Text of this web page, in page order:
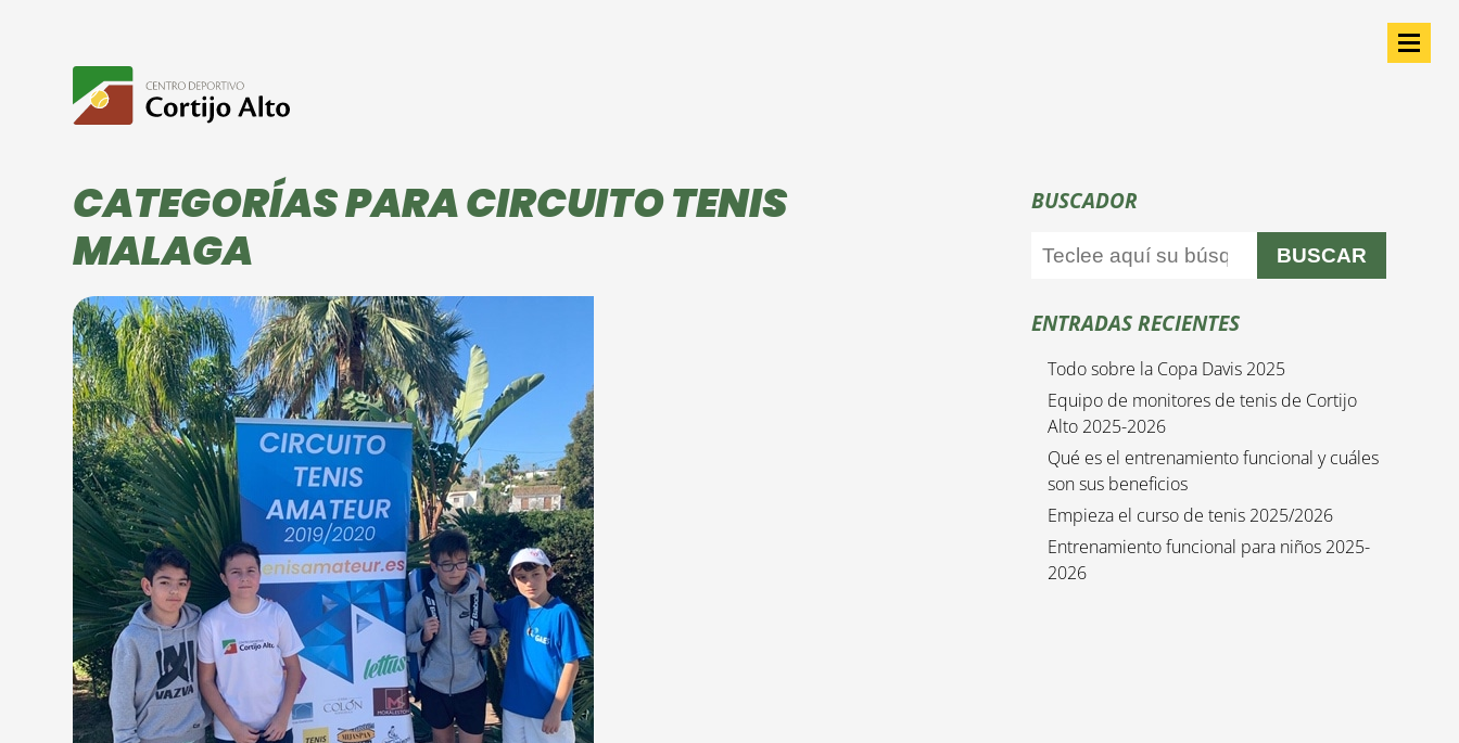
CATEGORÍAS PARA CIRCUITO TENIS
MALAGA
BUSCADOR
BUSCAR
ENTRADAS RECIENTES
Todo sobre la Copa Davis 2025
Equipo de monitores de tenis de Cortijo
Alto 2025-2026
Qué es el entrenamiento funcional y cuáles
son sus beneficios
Empieza el curso de tenis 2025/2026
Entrenamiento funcional para niños 2025-
2026